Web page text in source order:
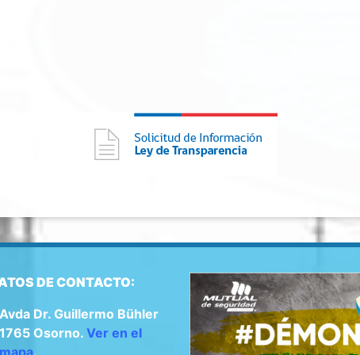
DE CONTACTO:
Dr. Guillermo Bühler
Osorno. Ver en el
.